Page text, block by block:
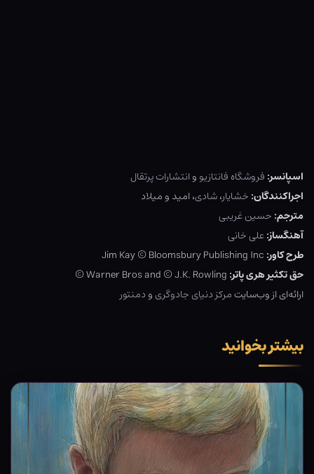
اسپانسر: فروشگاه فانتازیو وانتشارات پرتقال
اجراکنندگان: خشایار،شادی، امید و میلاد
مترجم: حسین غریبی
آهنگساز:علی خانی
طرح کاور:
حق تکثیر هری پاتر:
ارائه‌ای از وب‌سایتمرکز دنیای جادوگریو دمنتور
بیشتر بخوانید